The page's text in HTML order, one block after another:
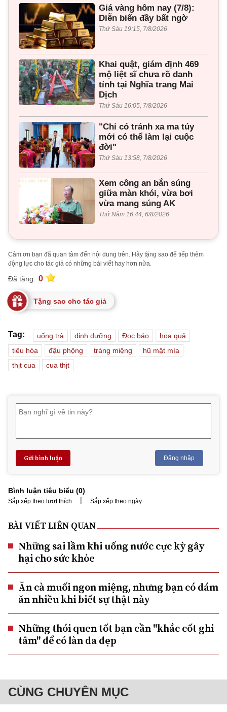
Giá vàng hôm nay (7/8):
Diễn biến đầy bất ngờ
Thứ Sáu 19:15, 7/8/2026
Khai quật, giám định 469
mộ liệt sĩ chưa rõ danh
tính tại Nghĩa trang Mai
Dịch
Thứ Sáu 16:05, 7/8/2026
"Chỉ có tránh xa ma túy
mới có thể làm lại cuộc
đời"
Thứ Sáu 13:58, 7/8/2026
Xem công an bắn súng
giữa màn khói, vừa bơi
vừa mang súng AK
Thứ Năm 16:44, 6/8/2026
Cảm ơn bạn đã quan tâm đến nội dung trên. Hãy tặng sao để tiếp thêm
động lực cho tác giả có những bài viết hay hơn nữa.
Đã tặng: 0
Tặng sao cho tác giả
Tag: uống trà dinh dưỡng Đọc báo
hoa quả
tiêu hóa
đậu phộng tráng miệng
hũ mật mía
thịt cua
cua thịt
Gửi bình luận Đăng nhập
Bình luận tiêu biểu (0)
Sắp xếp theo lượt thích | Sắp xếp theo ngày
BÀI VIẾT LIÊN QUAN
Những sai lầm khi uống nước cực kỳ gây
hại cho sức khỏe
Ăn cà muối ngon miệng, nhưng bạn có dám
ăn nhiều khi biết sự thật này
Những thói quen tốt bạn cần "khắc cốt ghi
tâm" để có làn da đẹp
CÙNG CHUYÊN MỤC